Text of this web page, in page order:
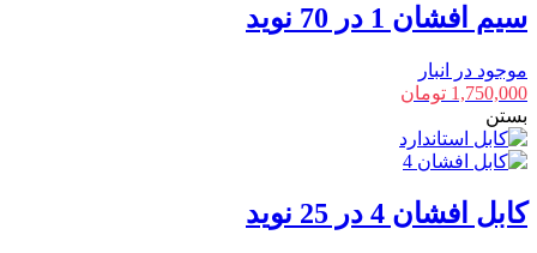
سیم افشان 1 در 70 نوید
موجود در انبار
1,750,000 تومان
بستن
کابل افشان 4 در 25 نوید